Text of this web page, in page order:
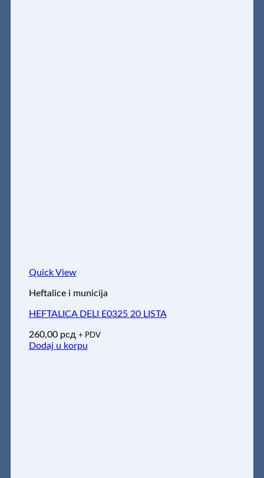
Quick View
Heftalice i municija
HEFTALICA DELI E0325 20 LISTA
260,00 рсд + PDV
Dodaj u korpu